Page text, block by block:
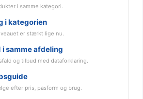
i samme kategori.
i kategorien
er stærkt lige nu.
i samme afdeling
og tilbud med dataforklaring.
efter pris, pasform og brug.